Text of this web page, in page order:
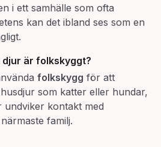
i ett samhälle som ofta
kan det ibland ses som en
djur är folkskyggt?
folkskygg för att
som katter eller hundar,
kontakt med
familj.